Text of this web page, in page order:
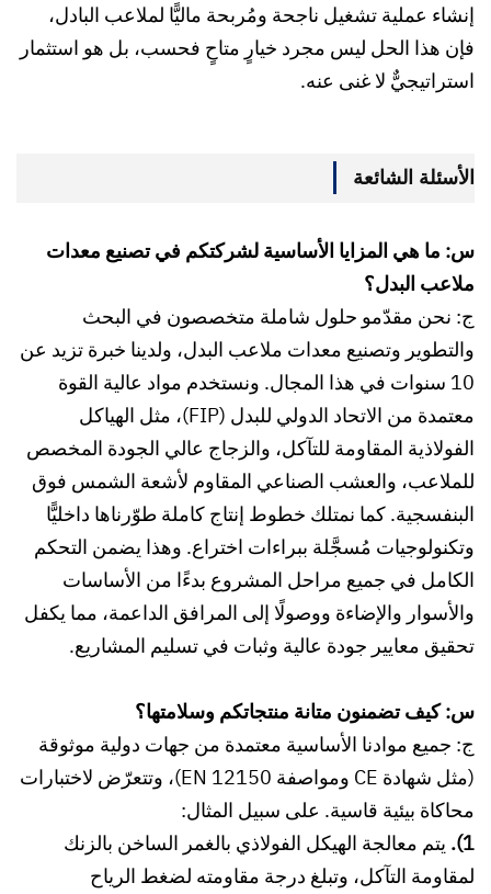
إنشاء عملية تشغيل ناجحة ومُربحة ماليًّا لملاعب البادل،
فإن هذا الحل ليس مجرد خيارٍ متاحٍ فحسب، بل هو استثمار
استراتيجيٌّ لا غنى عنه.
الأسئلة الشائعة
س: ما هي المزايا الأساسية لشركتكم في تصنيع معدات
ملاعب البدل؟
ج: نحن مقدّمو حلول شاملة متخصصون في البحث
والتطوير وتصنيع معدات ملاعب البدل، ولدينا خبرة تزيد عن
10 سنوات في هذا المجال. ونستخدم مواد عالية القوة
معتمدة من الاتحاد الدولي للبدل (FIP)، مثل الهياكل
الفولاذية المقاومة للتآكل، والزجاج عالي الجودة المخصص
للملاعب، والعشب الصناعي المقاوم لأشعة الشمس فوق
البنفسجية. كما نمتلك خطوط إنتاج كاملة طوّرناها داخليًّا
وتكنولوجيات مُسجَّلة ببراءات اختراع. وهذا يضمن التحكم
الكامل في جميع مراحل المشروع بدءًا من الأساسات
والأسوار والإضاءة ووصولًا إلى المرافق الداعمة، مما يكفل
تحقيق معايير جودة عالية وثبات في تسليم المشاريع.
س: كيف تضمنون متانة منتجاتكم وسلامتها؟
ج: جميع موادنا الأساسية معتمدة من جهات دولية موثوقة
(مثل شهادة CE ومواصفة EN 12150)، وتتعرّض لاختبارات
محاكاة بيئية قاسية. على سبيل المثال:
1).
يتم معالجة الهيكل الفولاذي بالغمر الساخن بالزنك
لمقاومة التآكل، وتبلغ درجة مقاومته لضغط الرياح